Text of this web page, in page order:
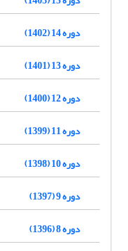
دوره 14 (1402)
دوره 13 (1401)
دوره 12 (1400)
دوره 11 (1399)
دوره 10 (1398)
دوره 9 (1397)
دوره 8 (1396)